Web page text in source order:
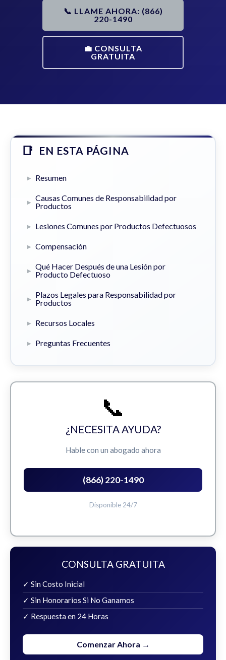
📞 LLAME AHORA: (866)
220-1490
💼 CONSULTA
GRATUITA
EN ESTA PÁGINA
Resumen
Causas Comunes de Responsabilidad por
Productos
Lesiones Comunes por Productos Defectuosos
Compensación
Qué Hacer Después de una Lesión por
Producto Defectuoso
Plazos Legales para Responsabilidad por
Productos
Recursos Locales
Preguntas Frecuentes
📞
¿NECESITA AYUDA?
Hable con un abogado ahora
(866) 220-1490
Disponible 24/7
CONSULTA GRATUITA
✓ Sin Costo Inicial
✓ Sin Honorarios Si No Ganamos
✓ Respuesta en 24 Horas
Comenzar Ahora →